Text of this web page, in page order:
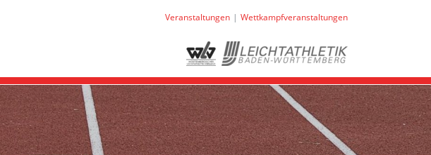
Veranstaltungen Wettkampfveranstaltungen